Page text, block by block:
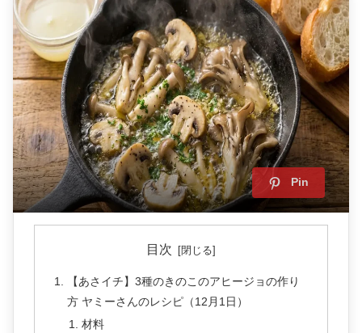
Pin
目次
【あさイチ】3種のきのこのアヒージョの作り
方 ヤミーさんのレシピ（12月1日）
材料